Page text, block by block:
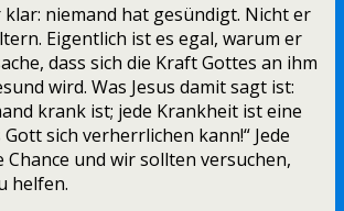
klar: niemand hat gesündigt. Nicht er
Eigentlich ist es egal, warum er
dass sich die Kraft Gottes an ihm
wird. Was Jesus damit sagt ist:
krank ist; jede Krankheit ist eine
sich verherrlichen kann!“ Jede
und wir sollten versuchen,
helfen.